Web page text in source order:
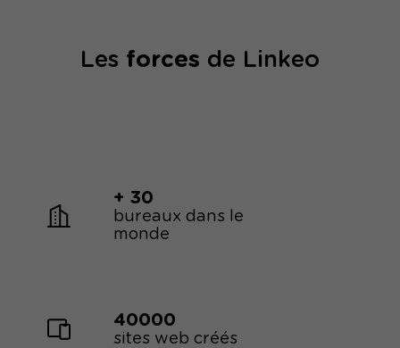
Les forces de Linkeo
+ 30
bureaux dans le
monde
40000
sites web créés